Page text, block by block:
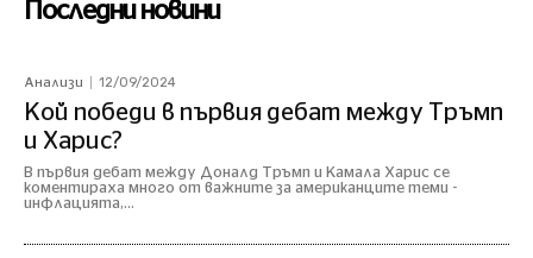
Последни новини
Анализи 12/09/2024
Кой победи в първия дебат между Тръмп
и Харис?
В първия дебат между Доналд Тръмп и Камала Харис се
коментираха много от важните за американците теми -
инфлацията,...